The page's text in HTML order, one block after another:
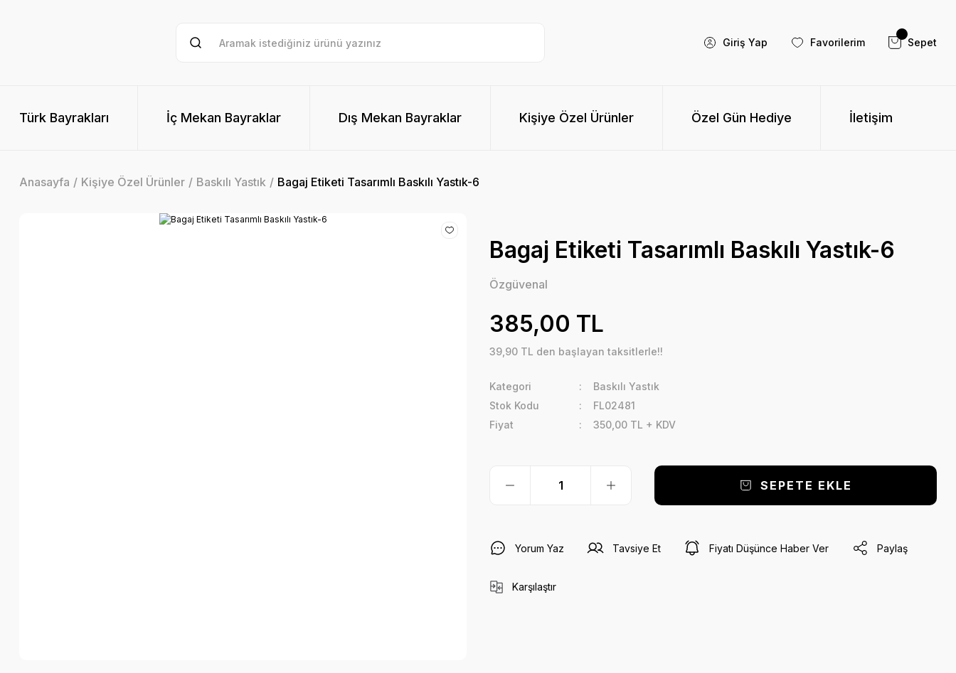
Giriş Yap Favorilerim Sepet
Türk Bayrakları İç Mekan Bayraklar Dış Mekan Bayraklar Kişiye Özel Ürünler Özel Gün Hediye İletişim
Anasayfa Kişiye Özel Ürünler Baskılı Yastık Bagaj Etiketi Tasarımlı Baskılı Yastık-6
Bagaj Etiketi Tasarımlı Baskılı Yastık-6
Özgüvenal
385,00 TL
39,90 TL den başlayan taksitlerle!!
Kategori
Baskılı Yastık
Stok Kodu
FL02481
Fiyat
350,00 TL + KDV
SEPETE EKLE
Yorum Yaz Tavsiye Et Fiyatı Düşünce Haber Ver Paylaş
Karşılaştır